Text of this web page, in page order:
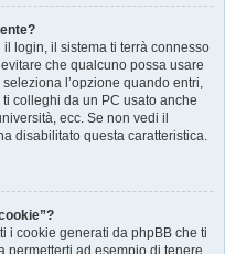
il login, il sistema ti terrà connesso
che qualcuno possa usare
l’opzione quando entri,
colleghi da un PC usato anche
ecc. Se non vedi il
disabilitato questa caratteristica.
i cookie generati da phpBB che ti
permetterti ad esempio di tenere